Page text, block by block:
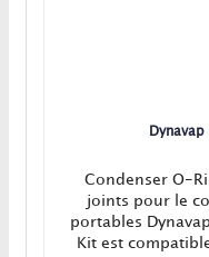
Condenser O-
joints pour le
portables
Kit est